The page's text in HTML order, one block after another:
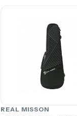
REAL MISSON